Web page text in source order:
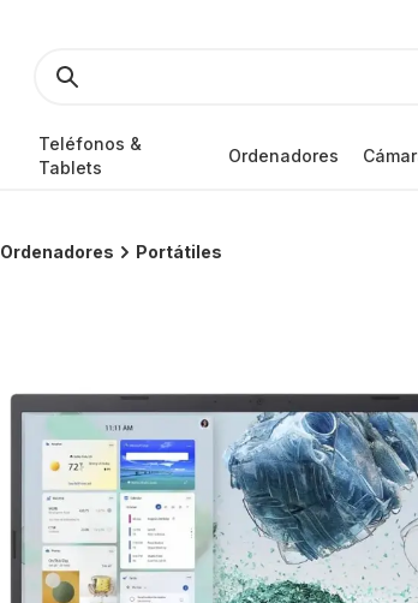
Teléfonos &
Tablets
Ordenadores
Ordenadores Portátiles